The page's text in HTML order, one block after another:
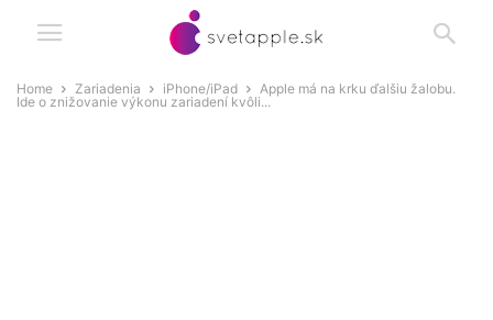
Home Zariadenia iPhone/iPad
Apple má na krku ďalšiu žalobu.
Ide o znižovanie výkonu zariadení kvôli...